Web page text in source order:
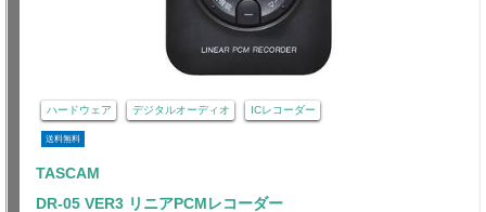
ハードウェア デジタルオーディオ ICレコーダー
送料無料
TASCAM
DR-05 VER3 リニアPCMレコーダー